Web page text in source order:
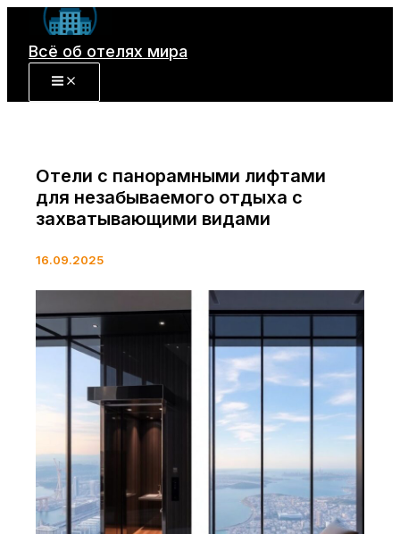
Перейти
содержимому
Всё об отелях мира
Отели с панорамными лифтами
для незабываемого отдыха с
захватывающими видами
16.09.2025